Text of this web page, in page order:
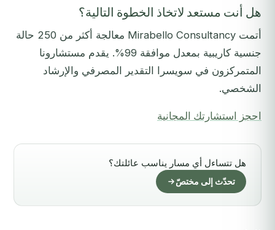
هل أنت مستعد لاتخاذ الخطوة التالية؟
أتمت Mirabello Consultancy معالجة أكثر من 250 حالة
جنسية كاريبية بمعدل موافقة 99%. يقدم مستشارونا
المتمركزون في سويسرا التقدير المصرفي والإرشاد
الشخصي.
احجز استشارتك المجانية
هل تتساءل أي مسار يناسب عائلتك؟
تحدّث إلى مختصّ